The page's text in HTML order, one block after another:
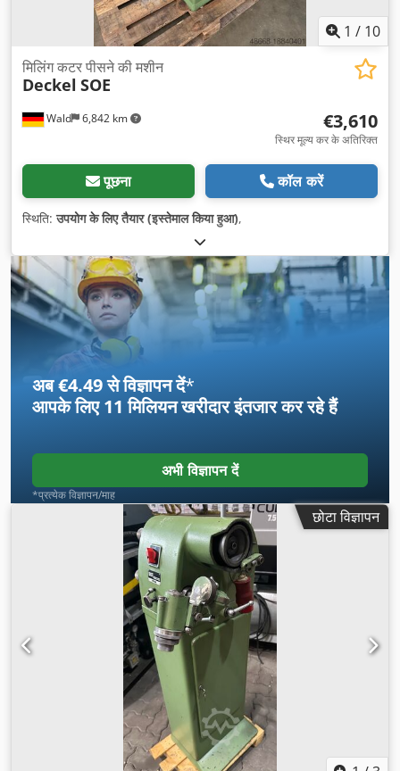
1 / 10
Wald 6,842 km
मिलिंग कटर पीसने की मशीन
Deckel SOE
€3,610
स्थिर मूल्य कर के अतिरिक्त
पूछना कॉल करें
स्थिति:उपयोग के लिए तैयार (इस्तेमाल किया हुआ),
अब €4.49 से विज्ञापन दें*
आपके लिए11 मिलियन खरीदारइंतजार कर रहे हैं
अभी विज्ञापन दें
*प्रत्येक विज्ञापन/माह
छोटा विज्ञापन